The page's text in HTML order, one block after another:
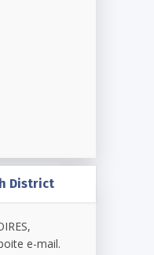
District
e-mail.